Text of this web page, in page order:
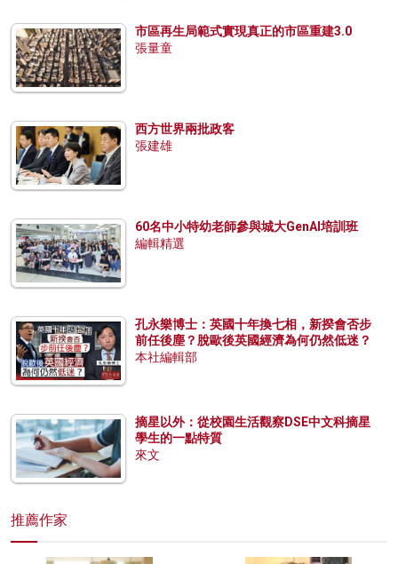
市區再生局範式實現真正的市區重建3.0
張量童
西方世界兩批政客
張建雄
60名中小特幼老師參與城大GenAI培訓班
編輯精選
孔永樂博士：英國十年換七相，新揆會否步
前任後塵？脫歐後英國經濟為何仍然低迷？
本社編輯部
摘星以外：從校園生活觀察DSE中文科摘星
學生的一點特質
來文
推薦作家